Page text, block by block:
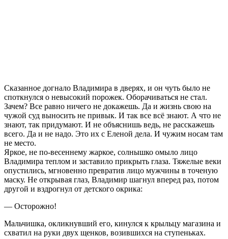
Сказанное догнало Владимира в дверях, и он чуть было не
споткнулся о невысокий порожек. Оборачиваться не стал.
Зачем? Все равно ничего не докажешь. Да и жизнь свою на
чужой суд выносить не привык. И так все всё знают. А что не
знают, так придумают. И не объяснишь ведь, не расскажешь
всего. Да и не надо. Это их с Еленой дела. И чужим носам там
не место.
Яркое, не по-весеннему жаркое, солнышко омыло лицо
Владимира теплом и заставило прикрыть глаза. Тяжелые веки
опустились, мгновенно превратив лицо мужчины в точеную
маску. Не открывая глаз, Владимир шагнул вперед раз, потом
другой и вздрогнул от детского окрика:
— Осторожно!
Мальчишка, окликнувший его, кинулся к крыльцу магазина и
схватил на руки двух щенков, возившихся на ступеньках.